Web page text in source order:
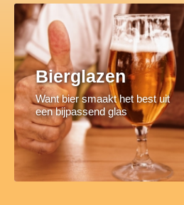
Bierglazen
Want bier smaakt het best uit
een bijpassend glas